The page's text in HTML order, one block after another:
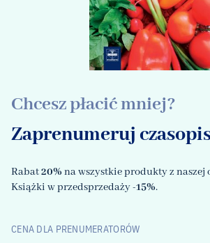
Chcesz płacić mniej?
Zaprenumeruj
Rabat20% na wszystkie produkty z naszej
Książki w przedsprzedaży-15%.
CENA DLA PRENUMERATORÓW